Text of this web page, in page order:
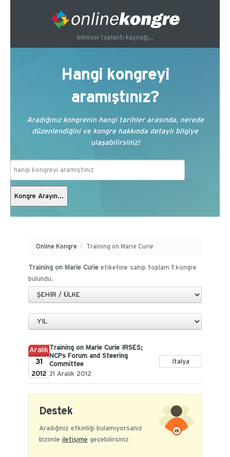
bilimsel toplantı kaynağı...
Hangi kongreyi
aramıştınız?
Aradığınız kongrenin hangi tarihler arasında, nerede
düzenlendiğini ve kongre hakkında detaylı bilgiye
ulaşabilirsiniz!
Online Kongre / Training on Marie Curie
Training on Marie Curie etiketine sahip toplam 1
kongre
bulundu.
Aralık
31
2012
Training on Marie Curie IRSES;
NCPs Forum and Steering
Committee
31 Aralık 2012
İtalya
Destek
Aradığınız etkinliği bulamıyorsanız
bizimle iletişime geçebilirsiniz